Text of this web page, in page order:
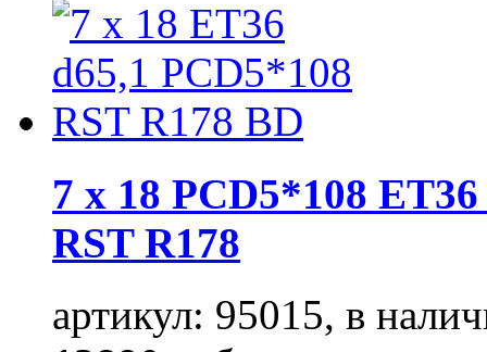
7 x 18 PCD5*108
RST R178
артикул: 95015, в